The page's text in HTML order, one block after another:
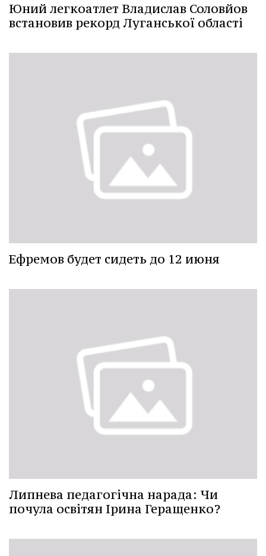
Юний легкоатлет Владислав Соловйов
встановив рекорд Луганської області
Ефремов будет сидеть до 12 июня
Липнева педагогічна нарада: Чи
почула освітян Ірина Геращенко?